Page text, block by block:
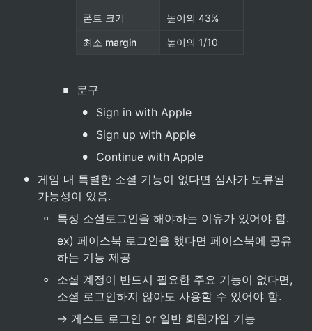
폰트 크기 높이의 43%
최소 margin 높이의 1/10
▪ 문구
• Sign in with Apple
• Sign up with Apple
• Continue with Apple
•
게임 내 특별한 소셜 기능이 없다면 심사가 보류될
가능성이 있음.
◦
특정 소셜로그인을 해야하는 이유가 있어야 함.
ex) 페이스북 로그인을 했다면 페이스북에 공유
하는 기능 제공
◦
소셜 계정이 반드시 필요한 주요 기능이 없다면,
소셜 로그인하지 않아도 사용할 수 있어야 함.
→ 게스트 로그인 or 일반 회원가입 기능